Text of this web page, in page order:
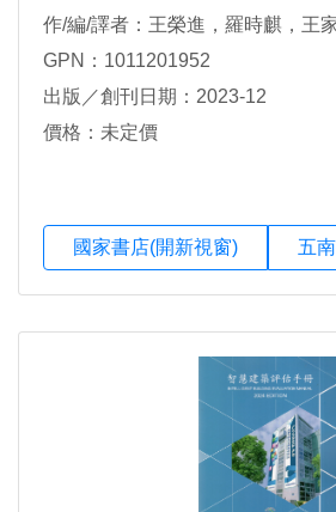
作/編/譯者：王榮進，羅時麒，王
GPN：1011201952
出版／創刊日期：2023-12
價格：未定價
國家書店(開新視窗) 五